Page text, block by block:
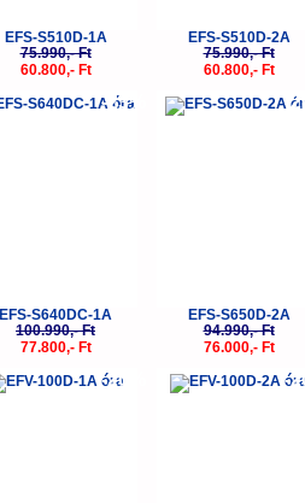
EFS-S510D-1A
75.990,- Ft
60.800,- Ft
EFS-S510D-2A
75.990,- Ft
60.800,- Ft
-23%
EFS-S640DC-1A
100.990,- Ft
77.800,- Ft
-
EFS-S650D-2A
94.990,- Ft
76.000,- Ft
-20% -